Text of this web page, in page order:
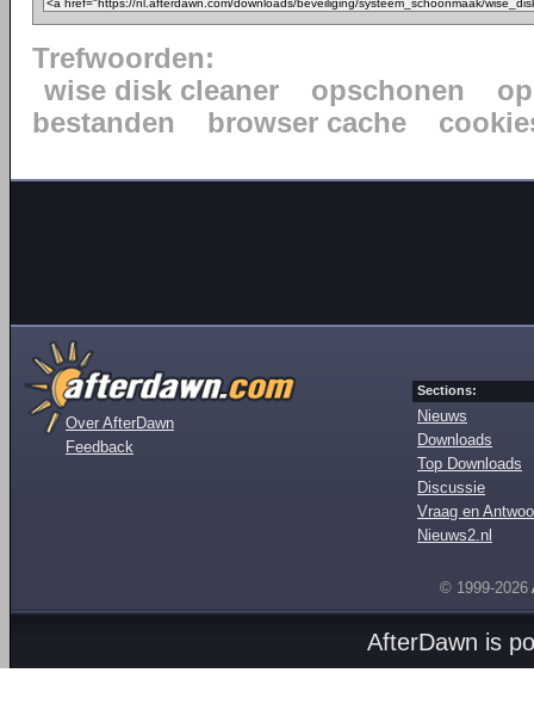
Trefwoorden:
wise disk cleaner
opschonen
bestanden
browser cache
Over AfterDawn
Feedback
Sections:
Nieuws
Downloads
Top Downloads
Discussie
Vraag en
Nieuws2.nl
© 1999-2026
AfterDawn is